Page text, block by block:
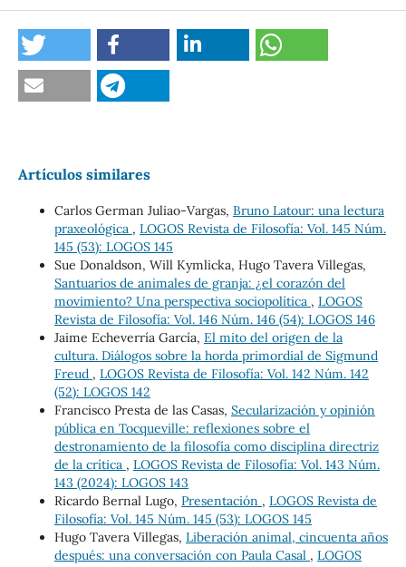
Artículos similares
Carlos German Juliao-Vargas, Bruno Latour: una lectura
praxeológica , LOGOS Revista de Filosofía: Vol. 145 Núm.
145 (53): LOGOS 145
Sue Donaldson, Will Kymlicka, Hugo Tavera Villegas,
Santuarios de animales de granja: ¿el corazón del
movimiento? Una perspectiva sociopolítica , LOGOS
Revista de Filosofía: Vol. 146 Núm. 146 (54): LOGOS 146
Jaime Echeverría García, El mito del origen de la
cultura. Diálogos sobre la horda primordial de Sigmund
Freud , LOGOS Revista de Filosofía: Vol. 142 Núm. 142
(52): LOGOS 142
Francisco Presta de las Casas, Secularización y opinión
pública en Tocqueville: reflexiones sobre el
destronamiento de la filosofía como disciplina directriz
de la crítica , LOGOS Revista de Filosofía: Vol. 143 Núm.
143 (2024): LOGOS 143
Ricardo Bernal Lugo, Presentación , LOGOS Revista de
Filosofía: Vol. 145 Núm. 145 (53): LOGOS 145
Hugo Tavera Villegas, Liberación animal, cincuenta años
después: una conversación con Paula Casal , LOGOS